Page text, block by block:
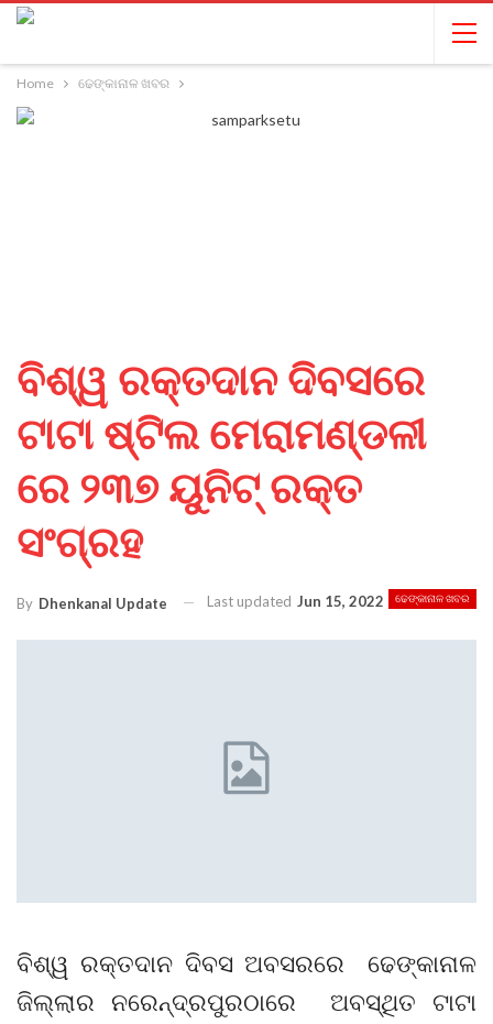
Home ଢେଙ୍କାନାଳ ଖବର
ବିଶ୍ୱ ରକ୍ତଦାନ ଦିବସରେ
ଟାଟା ଷ୍ଟିଲ ମେରାମଣ୍ଡଳୀ
ରେ ୨୩୭ ୟୁନିଟ୍ ରକ୍ତ
ସଂଗ୍ରହ
ଢେଙ୍କାନାଳ ଖବର
By Dhenkanal Update Last updated Jun 15, 2022
ବିଶ୍ୱ ରକ୍ତଦାନ ଦିବସ ଅବସରରେ ଢେଙ୍କାନାଳ
ଜିଲ୍ଲାର ନରେନ୍ଦ୍ରପୁରଠାରେ ଅବସ୍ଥିତ ଟାଟା